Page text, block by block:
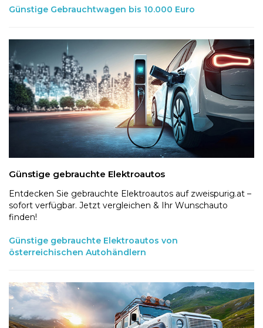
Günstige Gebrauchtwagen bis 10.000 Euro
Günstige gebrauchte Elektroautos
Entdecken Sie gebrauchte Elektroautos auf zweispurig.at –
sofort verfügbar. Jetzt vergleichen & Ihr Wunschauto
finden!
Günstige gebrauchte Elektroautos von
österreichischen Autohändlern